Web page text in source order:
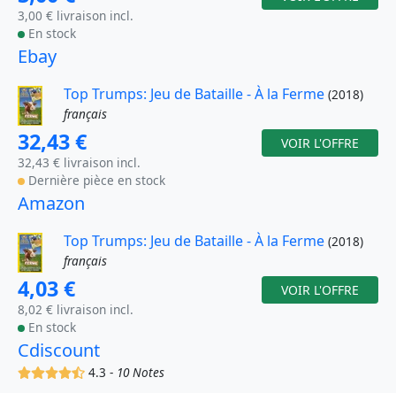
3,00 € livraison incl.
En stock
Ebay
Top Trumps: Jeu de Bataille - À la Ferme (2018)
français
32,43 €
32,43 € livraison incl.
Dernière pièce en stock
VOIR L'OFFRE
Amazon
Top Trumps: Jeu de Bataille - À la Ferme (2018)
français
4,03 €
8,02 € livraison incl.
En stock
VOIR L'OFFRE
Cdiscount
(x)(x)(x)(x)(,)
4.3 - 10 Notes